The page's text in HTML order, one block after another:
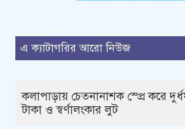
এ ক্যাটাগরির আরো নিউজ
কলাপাড়ায় চেতনানাশক স্প্রে করে
টাকা ও স্বর্ণালংকার লুট